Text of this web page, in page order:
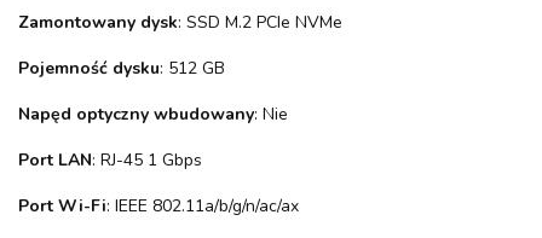
Zamontowany dysk: SSD M.2 PCIe NVMe
Pojemność dysku: 512 GB
Napęd optyczny wbudowany: Nie
Port LAN: RJ-45 1 Gbps
Port Wi-Fi: IEEE 802.11a/b/g/n/ac/ax